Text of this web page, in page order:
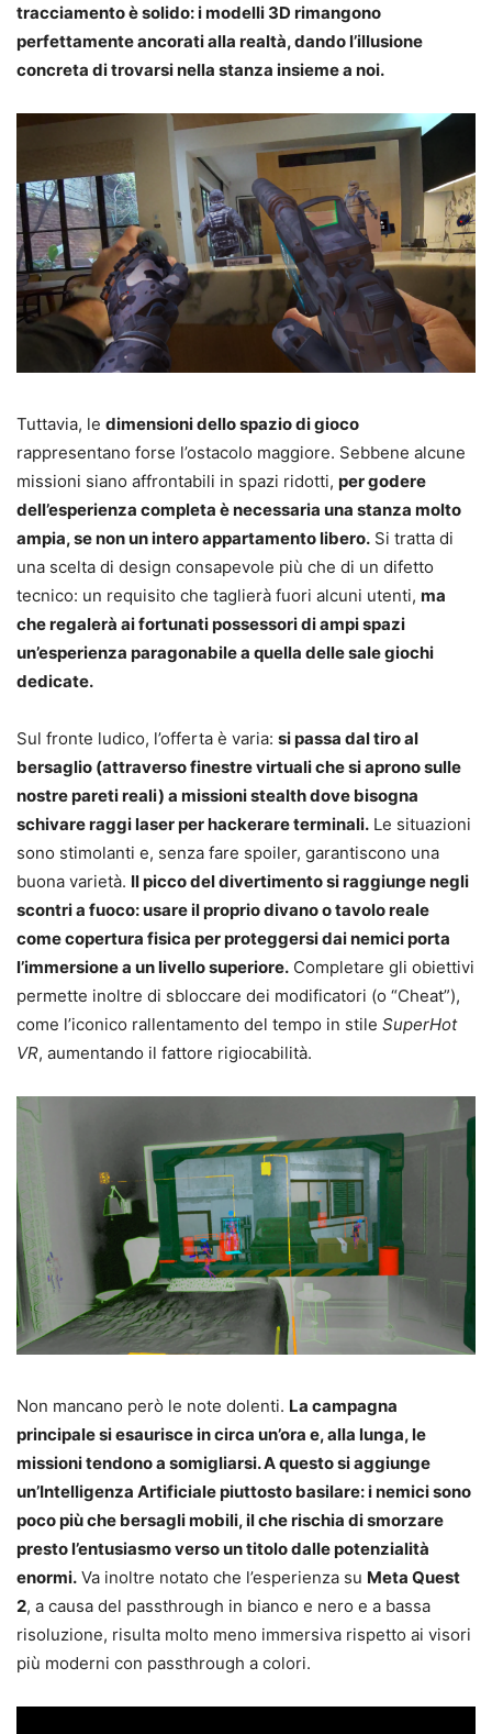
tracciamento è solido: i modelli 3D rimangono
perfettamente ancorati alla realtà, dando l’illusione
concreta di trovarsi nella stanza insieme a noi.
Tuttavia, le dimensioni dello spazio di gioco
rappresentano forse l’ostacolo maggiore. Sebbene alcune
missioni siano affrontabili in spazi ridotti, per godere
dell’esperienza completa è necessaria una stanza molto
ampia, se non un intero appartamento libero. Si tratta di
una scelta di design consapevole più che di un difetto
tecnico: un requisito che taglierà fuori alcuni utenti, ma
che regalerà ai fortunati possessori di ampi spazi
un’esperienza paragonabile a quella delle sale giochi
dedicate.
Sul fronte ludico, l’offerta è varia: si passa dal tiro al
bersaglio (attraverso finestre virtuali che si aprono sulle
nostre pareti reali) a missioni stealth dove bisogna
schivare raggi laser per hackerare terminali. Le situazioni
sono stimolanti e, senza fare spoiler, garantiscono una
buona varietà. Il picco del divertimento si raggiunge negli
scontri a fuoco: usare il proprio divano o tavolo reale
come copertura fisica per proteggersi dai nemici porta
l’immersione a un livello superiore. Completare gli obiettivi
permette inoltre di sbloccare dei modificatori (o “Cheat”),
come l’iconico rallentamento del tempo in stile SuperHot
VR, aumentando il fattore rigiocabilità.
Non mancano però le note dolenti. La campagna
principale si esaurisce in circa un’ora e, alla lunga, le
missioni tendono a somigliarsi. A questo si aggiunge
un’Intelligenza Artificiale piuttosto basilare: i nemici sono
poco più che bersagli mobili, il che rischia di smorzare
presto l’entusiasmo verso un titolo dalle potenzialità
enormi. Va inoltre notato che l’esperienza su Meta Quest
2, a causa del passthrough in bianco e nero e a bassa
risoluzione, risulta molto meno immersiva rispetto ai visori
più moderni con passthrough a colori.